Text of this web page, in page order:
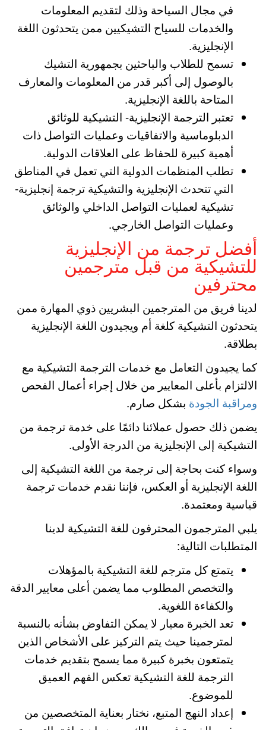
في مجال السياحة وذلك لتقديم المعلومات
والخدمات للسياح التشيكيين ممن يتحدثون اللغة
الإنجليزية.
تسمح للطلاب والباحثين بجمهورية التشيك
بالوصول إلى أكبر قدر من المعلومات والمعارف
المتاحة باللغة الإنجليزية.
تعتبر الترجمة الإنجليزية- التشيكية للوثائق
الدبلوماسية والاتفاقيات وعمليات التواصل ذات
أهمية كبيرة للحفاظ على العلاقات الدولية.
تطلب المنظمات الدولية التي تعمل في المناطق
التي تتحدث الإنجليزية والتشيكية ترجمة إنجليزية-
تشيكية لعمليات التواصل الداخلي والوثائق
وعمليات التواصل الخارجي.
أفضل ترجمة من الإنجليزية
للتشيكية من قبل مترجمين
محترفين
لدينا فريق من المترجمين البشريين ذوي المهارة ممن
يتحدثون التشيكية كلغة أم ويجيدون اللغة الإنجليزية
بطلاقة.
كما يجيدون التعامل مع خدمات الترجمة التشيكية مع
الالتزام بأعلى المعايير من خلال إجراء أعمال الفحص
ومراقبة الجودة بشكل صارم.
يضمن ذلك حصول عملائنا دائمًا على خدمة ترجمة من
التشيكية إلى الإنجليزية من الدرجة الأولى.
وسواء كنت بحاجة إلى ترجمة من اللغة التشيكية إلى
اللغة الإنجليزية أو العكس، فإننا نقدم خدمات ترجمة
قياسية ومعتمدة.
يلبي المترجمون المحترفون للغة التشيكية لدينا
المتطلبات التالية:
يتمتع كل مترجم للغة التشيكية بالمؤهلات
والتخصص المطلوب مما يضمن أعلى معايير الدقة
والكفاءة اللغوية.
تعد الخبرة معيار لا يمكن التفاوض بشأنه بالنسبة
لمترجمينا حيث يتم التركيز على الأشخاص الذين
يتمتعون بخبرة كبيرة مما يسمح بتقديم خدمات
الترجمة للغة التشيكية تعكس الفهم العميق
للموضوع.
إعداد النهج المتبع، نختار بعناية المتخصصين من